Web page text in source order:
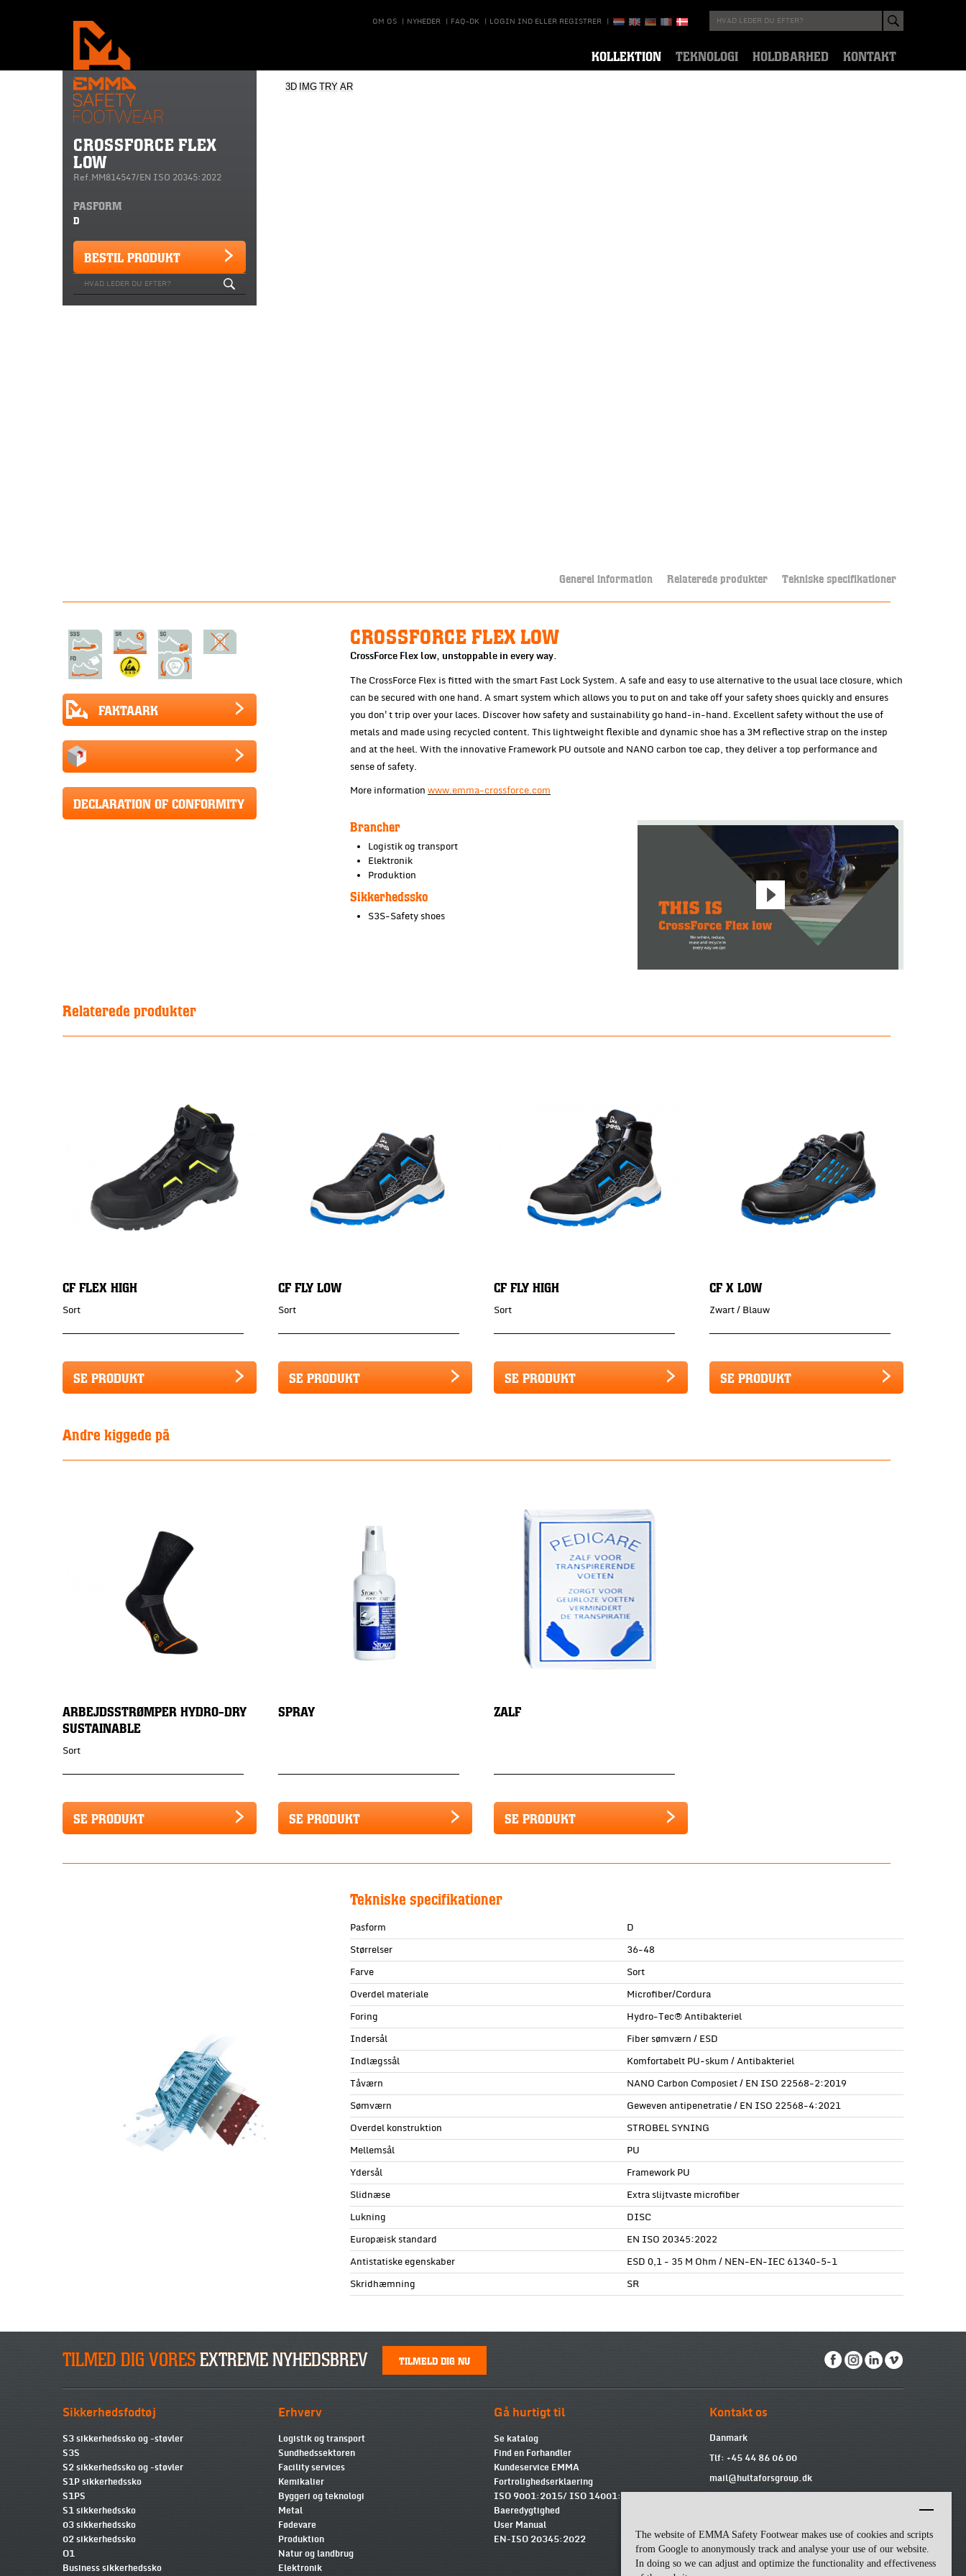
The website of EMMA Safety Footwear makes use of cookies and scripts
from Google to anonymously track and analyse your use of our website.
In doing so we can adjust and optimize the functionality and effectiveness
OM OS | NYHEDER | FAQ-DK | LOGIN IND ELLER REGISTRER |
KOLLEKTION TEKNOLOGI HOLDBARHED KONTAKT
CROSSFORCE FLEX
LOW
Ref.MM814547/EN ISO 20345:2022
PASFORM
D
BESTIL PRODUKT
3D IMG TRY AR
Generel information Relaterede produkter Tekniske specifikationer
FAKTAARK
DECLARATION OF CONFORMITY
CROSSFORCE FLEX LOW
CrossForce Flex low, unstoppable in every way.
The CrossForce Flex is fitted with the smart Fast Lock System. A safe and easy to use alternative to the usual lace closure, which
can be secured with one hand. A smart system which allows you to put on and take off your safety shoes quickly and ensures
you don't trip over your laces. Discover how safety and sustainability go hand-in-hand. Excellent safety without the use of
metals and made using recycled content. This lightweight flexible and dynamic shoe has a 3M reflective strap on the instep
and at the heel. With the innovative Framework PU outsole and NANO carbon toe cap, they deliver a top performance and
sense of safety.
More information www.emma-crossforce.com
Brancher
Logistik og transport
Elektronik
Produktion
Sikkerhedssko
S3S-Safety shoes
Relaterede produkter
CF FLEX HIGH
Sort
SE PRODUKT
CF FLY LOW
Sort
SE PRODUKT
CF FLY HIGH
Sort
SE PRODUKT
CF X LOW
Zwart / Blauw
SE PRODUKT
Andre kiggede på
ARBEJDSSTRØMPER HYDRO-DRY
SUSTAINABLE
Sort
SE PRODUKT
SPRAY
SE PRODUKT
ZALF
SE PRODUKT
Tekniske specifikationer
Pasform
D
Størrelser
36-48
Farve
Sort
Overdel materiale
Microfiber/Cordura
Foring
Hydro-Tec® Antibakteriel
Indersål
Fiber sømværn / ESD
Indlægssål
Komfortabelt PU-skum / Antibakteriel
Tåværn
NANO Carbon Composiet / EN ISO 22568-2:2019
Sømværn
Geweven antipenetratie / EN ISO 22568-4:2021
Overdel konstruktion
STROBEL SYNING
Mellemsål
PU
Ydersål
Framework PU
Slidnæse
Extra slijtvaste microfiber
Lukning
DISC
Europæisk standard
EN ISO 20345:2022
Antistatiske egenskaber
ESD 0,1 - 35 M Ohm / NEN-EN-IEC 61340-5-1
Skridhæmning
SR
TILMED DIG VORESEXTREME NYHEDSBREV TILMELD DIG NU
Sikkerhedsfodtøj
S3 sikkerhedssko og -støvler
S3S
S2 sikkerhedssko og -støvler
S1P sikkerhedssko
S1PS
S1 sikkerhedssko
03 sikkerhedssko
02 sikkerhedssko
O1
Business sikkerhedssko
Erhverv
Logistik og transport
Sundhedssektoren
Facility services
Kemikalier
Byggeri og teknologi
Metal
Fødevare
Produktion
Natur og landbrug
Elektronik
Gå hurtigt til
Se katalog
Find en Forhandler
Kundeservice EMMA
Fortrolighedserklaering
ISO 9001:2015/ ISO 14001:2015
Baeredygtighed
User Manual
EN-ISO 20345:2022
Kontakt os
Danmark
Tlf: +45 44 86 06 00
mail@hultaforsgroup.dk